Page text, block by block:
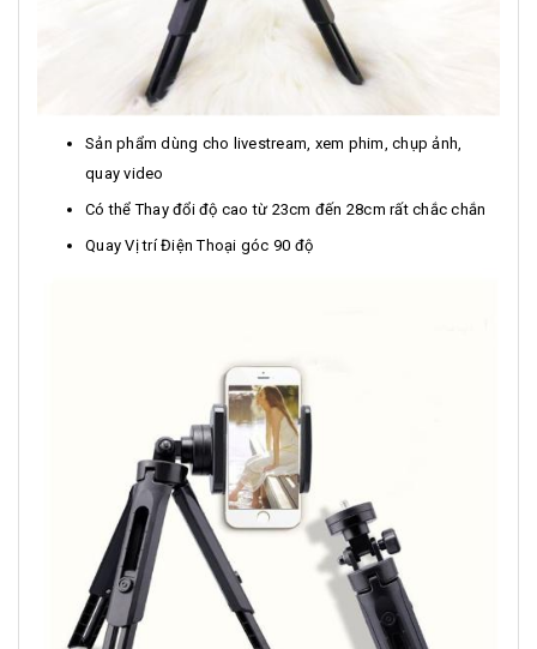
Sản phẩm dùng cho livestream, xem phim, chụp ảnh,
quay video
Có thể Thay đổi độ cao từ 23cm đến 28cm rất chắc chắn
Quay Vị trí Điện Thoại góc 90 độ